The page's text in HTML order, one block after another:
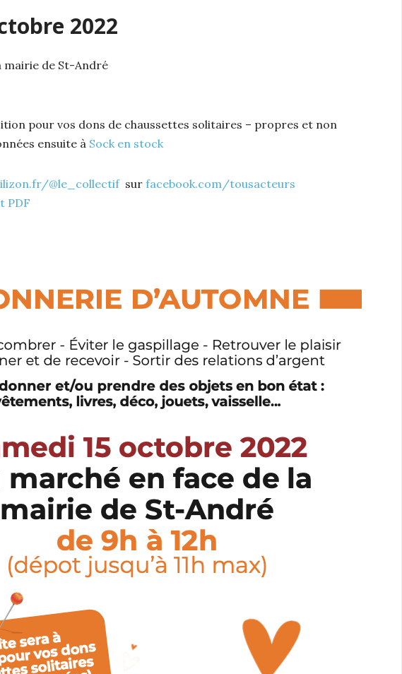
2022
mairie de St-André
pour vos dons de chaussettes solitaires – propres et non
ensuite à Sock en stock
@le_collectifsur facebook.com/tousacteurs
PDF